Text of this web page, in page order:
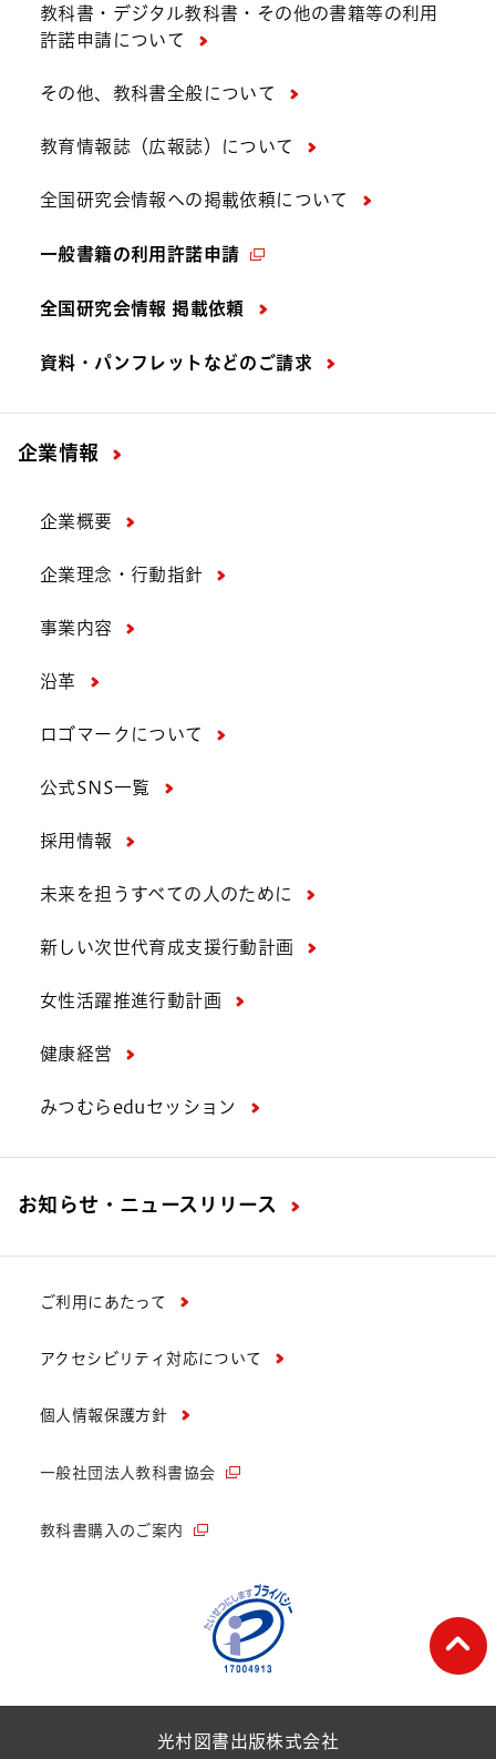
教科書・デジタル教科書・その他の書籍等の利用
許諾申請について
その他、教科書全般について
教育情報誌（広報誌）について
全国研究会情報への掲載依頼について
一般書籍の利用許諾申請
全国研究会情報 掲載依頼
資料・パンフレットなどの ご請求
企業情報
企業概要
企業理念・行動指針
事業内容
沿革
ロゴマークについて
公式SNS一覧
採用情報
未来を担うすべての人のために
新しい次世代育成支援行動計画
女性活躍推進行動計画
健康経営
みつむらeduセッション
お知らせ・ニュースリリース
ご利用にあたって
アクセシビリティ対応について
個人情報保護方針
一般社団法人教科書協会
教科書購入のご案内
光村図書出版株式会社
ペ